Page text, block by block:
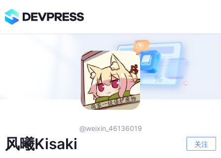
@weixin_46136019
风曦Kisaki 关注